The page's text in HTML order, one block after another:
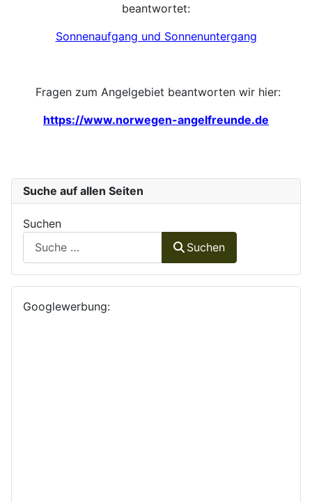
beantwortet:
Sonnenaufgang und Sonnenuntergang
Fragen zum Angelgebiet beantworten wir hier:
https://www.norwegen-angelfreunde.de
Suche auf allen Seiten
Suchen
Suchen
Googlewerbung: